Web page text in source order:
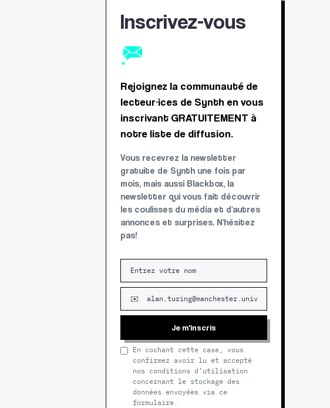
Inscrivez-vous
Rejoignez la communauté de
lecteur·ices de Synth en vous
inscrivant GRATUITEMENT à
notre liste de diffusion.
Vous recevrez la newsletter
gratuite de Synth une fois par
mois, mais aussi Blackbox, la
newsletter qui vous fait découvrir
les coulisses du média et d'autres
annonces et surprises. N'hésitez
pas!
Je m'inscris
En cochant cette case, vous
confirmez avoir lu et accepté
nos conditions d’utilisation
concernant le stockage des
données envoyées via ce
formulaire.